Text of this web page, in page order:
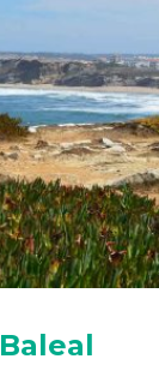
Baleal